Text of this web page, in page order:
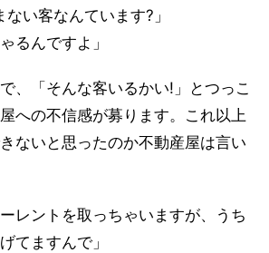
ない客なんています?」
るんですよ」
、「そんな客いるかい!」とつっこ
への不信感が募ります。これ以上
ないと思ったのか不動産屋は言い
レントを取っちゃいますが、うち
てますんで」